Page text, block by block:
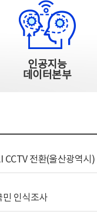
인공지능
데이터본부
민 인식조사